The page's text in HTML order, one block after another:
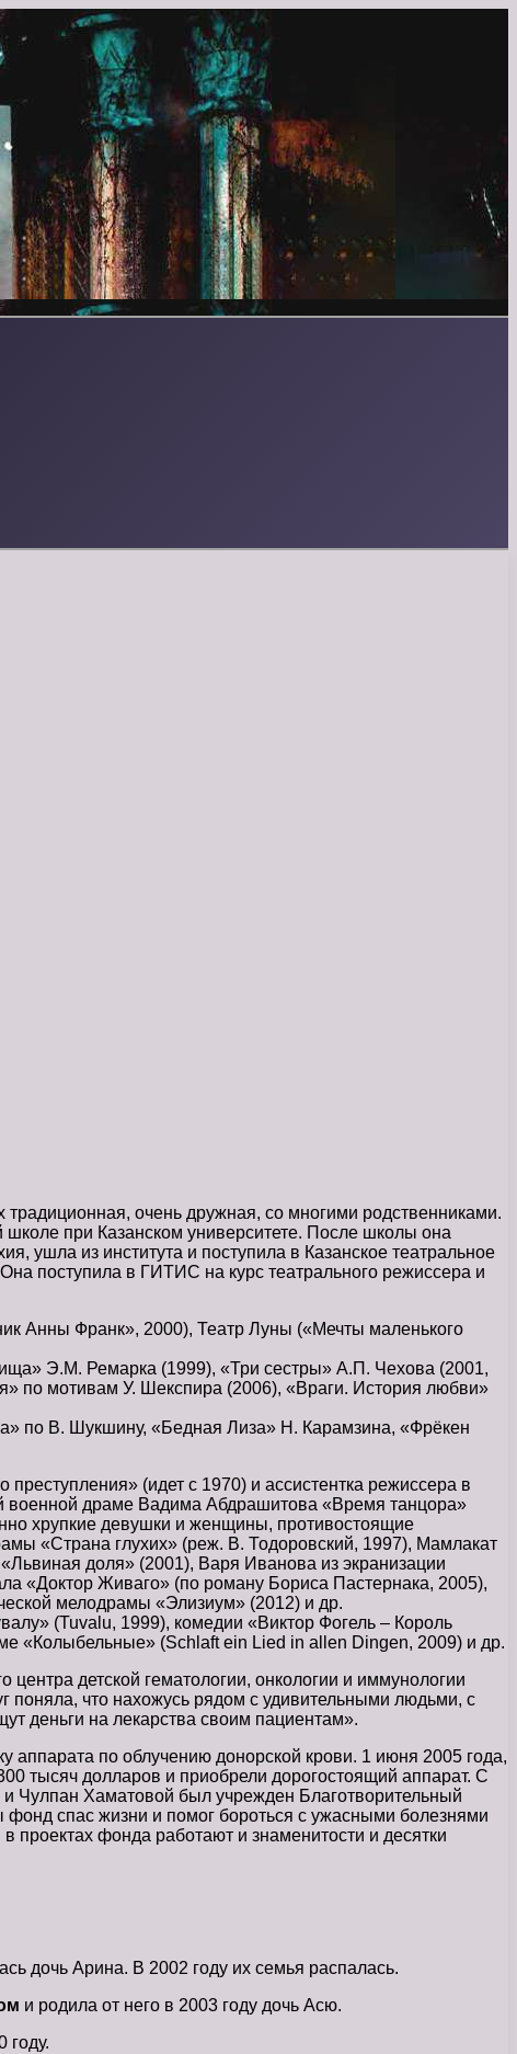
очень дружная, со многими родственниками.
при Казанском университете. После школы она
ушла из института и поступила в Казанское театральное
поступила в ГИТИС на курс театрального режиссера и
Анны Франк», 2000), Театр Луны («Мечты маленького
Э.М. Ремарка (1999), «Три сестры» А.П. Чехова (2001,
по мотивам У. Шекспира (2006), «Враги. История любви»
по В. Шукшину, «Бедная Лиза» Н. Карамзина, «Фрёкен
(идет с 1970) и ассистентка режиссера в
военной драме Вадима Абдрашитова «Время танцора»
хрупкие девушки и женщины, противостоящие
«Страна глухих» (реж. В. Тодоровский, 1997), Мамлакат
доля» (2001), Варя Иванова из экранизации
«Доктор Живаго» (по роману Бориса Пастернака, 2005),
мелодрамы «Элизиум» (2012) и др.
(Tuvalu, 1999), комедии «Виктор Фогель – Король
«Колыбельные» (Schlaft ein Lied in allen Dingen, 2009) и др.
детской гематологии, онкологии и иммунологии
поняла, что нахожусь рядом с удивительными людьми, с
деньги на лекарства своим пациентам».
аппарата по облучению донорской крови. 1 июня 2005 года,
тысяч долларов и приобрели дорогостоящий аппарат. С
Чулпан Хаматовой был учрежден Благотворительный
спас жизни и помог бороться с ужасными болезнями
проектах фонда работают и знаменитости и десятки
дочь Арина. В 2002 году их семья распалась.
и родила от него в 2003 году дочь Асю.
году.